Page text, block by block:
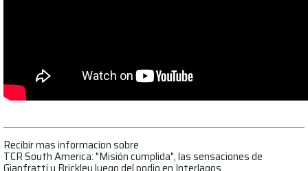
Recibir mas informacion sobre
TCR South America: "Misión cumplida", las sensaciones de